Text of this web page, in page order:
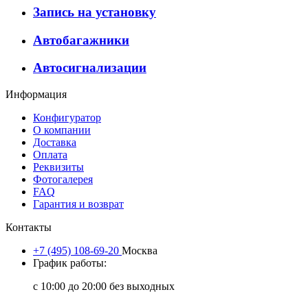
Запись на установку
Автобагажники
Автосигнализации
Информация
Конфигуратор
О компании
Доставка
Оплата
Реквизиты
Фотогалерея
FAQ
Гарантия и возврат
Контакты
+7 (495) 108-69-20 Москва
График работы:
с 10:00 до 20:00 без выходных